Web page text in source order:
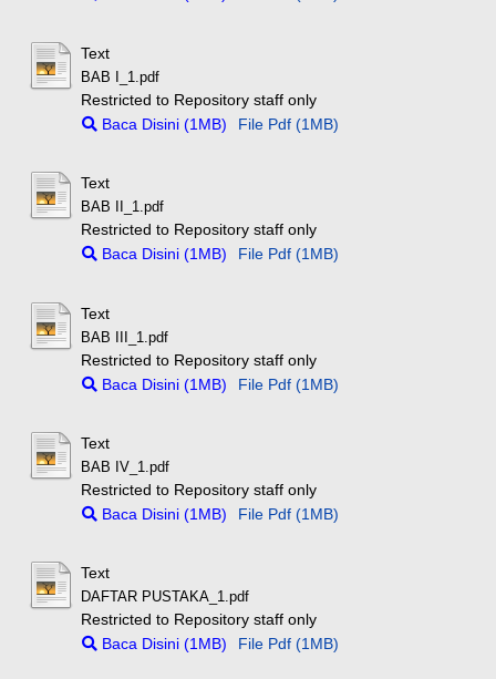
Text
BAB I_1.pdf
Restricted to Repository staff only
Baca Disini (1MB)
File Pdf (1MB)
Text
BAB II_1.pdf
Restricted to Repository staff only
Baca Disini (1MB)
File Pdf (1MB)
Text
BAB III_1.pdf
Restricted to Repository staff only
Baca Disini (1MB)
File Pdf (1MB)
Text
BAB IV_1.pdf
Restricted to Repository staff only
Baca Disini (1MB)
File Pdf (1MB)
Text
DAFTAR PUSTAKA_1.pdf
Restricted to Repository staff only
Baca Disini (1MB)
File Pdf (1MB)